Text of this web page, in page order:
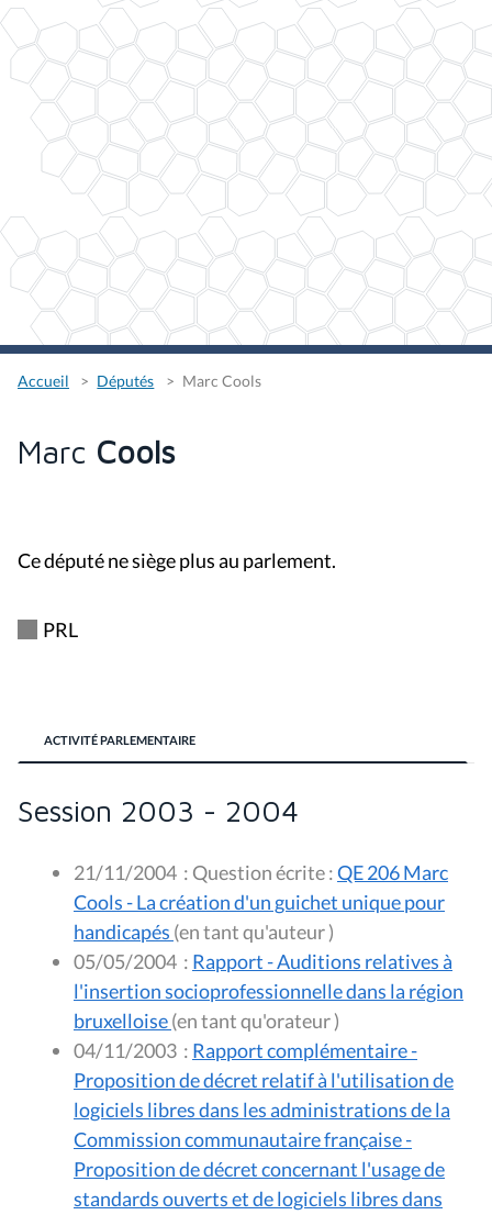
Accueil Députés Marc Cools
Marc Cools
Ce député ne siège plus au parlement.
PRL
ACTIVITÉ PARLEMENTAIRE
Session 2003 - 2004
21/11/2004 : Question écrite :QE 206 Marc
Cools - La création d'un guichet unique pour
handicapés
(en tant qu'auteur )
05/05/2004 : Rapport - Auditions relatives à
l'insertion socioprofessionnelle dans la région
bruxelloise
(en tant qu'orateur )
04/11/2003 : Rapport complémentaire -
Proposition de décret relatif à l'utilisation de
logiciels libres dans les administrations de la
Commission communautaire française -
Proposition de décret concernant l'usage de
standards ouverts et de logiciels libres dans